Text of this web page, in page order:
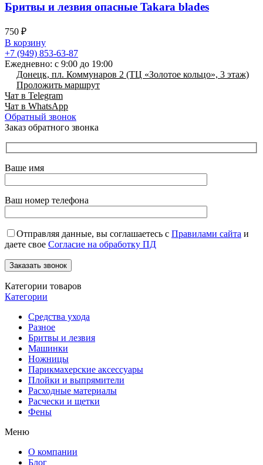
Бритвы и лезвия опасные Takara blades
750 ₽
В корзину
+7 (949) 853-63-87
Ежедневно: с 9:00 до 19:00
Донецк, пл. Коммунаров 2 (ТЦ «Золотое кольцо», 3 этаж)
Проложить маршрут
Чат в Telegram
Чат в WhatsApp
Обратный звонок
Заказ обратного звонка
Ваше имя
Ваш номер телефона
Отправляя данные, вы соглашаетесь с Правилами сайта и
даете свое Согласие на обработку ПД
Категории товаров
Категории
Средства ухода
Разное
Бритвы и лезвия
Машинки
Ножницы
Парикмахерские аксессуары
Плойки и выпрямители
Расходные материалы
Расчески и щетки
Фены
Меню
О компании
Блог